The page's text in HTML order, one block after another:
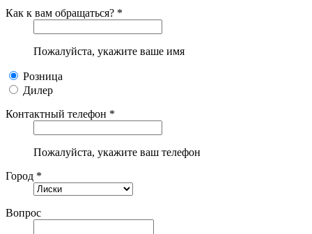
Как к вам обращаться? *
Пожалуйста, укажите ваше имя
Розница
Дилер
Контактный телефон *
Пожалуйста, укажите ваш телефон
Город *
Вопрос